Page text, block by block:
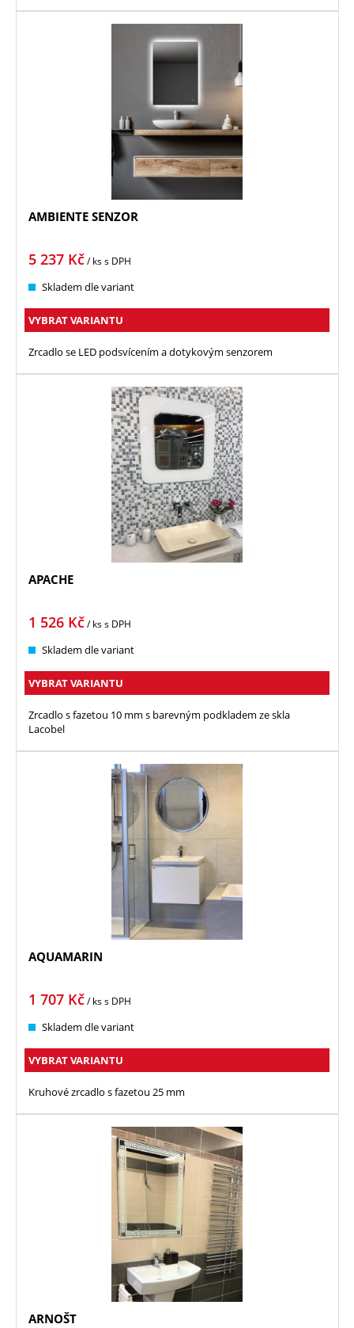
AMBIENTE SENZOR
5 237 Kč/ kss DPH
Skladem dle variant
VYBRAT VARIANTU
Zrcadlo se LED podsvícením a dotykovým senzorem
APACHE
1 526 Kč/ kss DPH
Skladem dle variant
VYBRAT VARIANTU
Zrcadlo s fazetou 10 mm s barevným podkladem ze skla
Lacobel
AQUAMARIN
1 707 Kč/ kss DPH
Skladem dle variant
VYBRAT VARIANTU
Kruhové zrcadlo s fazetou 25 mm
ARNOŠT